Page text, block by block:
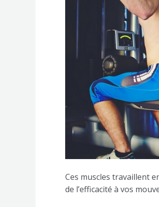
Ces muscles travaillent
de l’efficacité à vos